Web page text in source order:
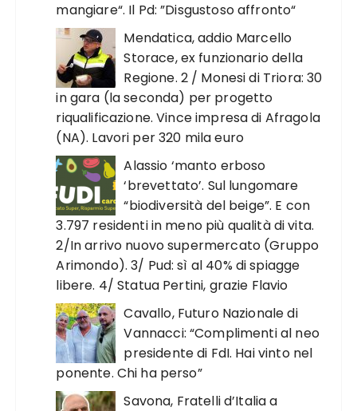
mangiare“. Il Pd: ”Disgustoso affronto“
Mendatica, addio Marcello
Storace, ex funzionario della
Regione. 2 / Monesi di Triora: 30
in gara (la seconda) per progetto
riqualificazione. Vince impresa di Afragola
(NA). Lavori per 320 mila euro
Alassio ‘manto erboso
‘brevettato’. Sul lungomare
“biodiversità del beige”. E con
3.797 residenti in meno più qualità di vita.
2/In arrivo nuovo supermercato (Gruppo
Arimondo). 3/ Pud: sì al 40% di spiagge
libere. 4/ Statua Pertini, grazie Flavio
Cavallo, Futuro Nazionale di
Vannacci: “Complimenti al neo
presidente di FdI. Hai vinto nel
ponente. Chi ha perso”
Savona, Fratelli d’Italia a